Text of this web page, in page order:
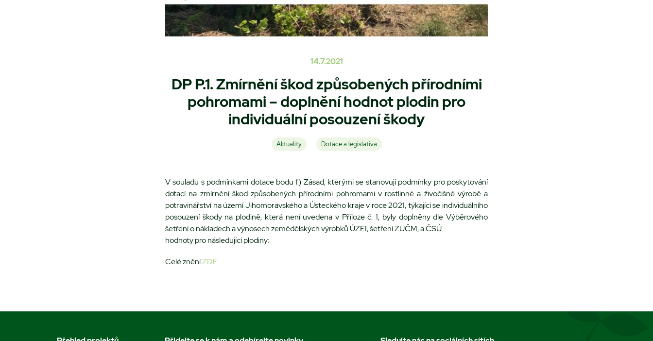
14.7.2021
DP P.1. Zmírnění škod způsobených přírodními
pohromami – doplnění hodnot plodin pro
individuální posouzení škody
Aktuality Dotace a legislativa
V souladu s podmínkami dotace bodu f) Zásad, kterými se stanovují podmínky pro poskytování
dotací na zmírnění škod způsobených přírodními pohromami v rostlinné a živočišné výrobě a
potravinářství na území Jihomoravského a Ústeckého kraje v roce 2021, týkající se individuálního
posouzení škody na plodině, která není uvedena v Příloze č. 1, byly doplněny dle Výběrového
šetření o nákladech a výnosech zemědělských výrobků ÚZEI, šetření ZUČM, a ČSÚ
hodnoty pro následující plodiny:
Celé zněníZDE